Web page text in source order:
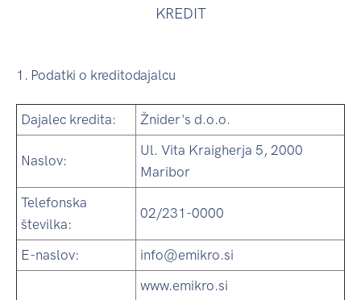
KREDIT
1. Podatki o kreditodajalcu
Dajalec kredita: Žnider's d.o.o.
Naslov:
Ul. Vita Kraigherja 5, 2000
Maribor
Telefonska
številka:
02/231-0000
E-naslov:
info@emikro.si
www.emikro.si